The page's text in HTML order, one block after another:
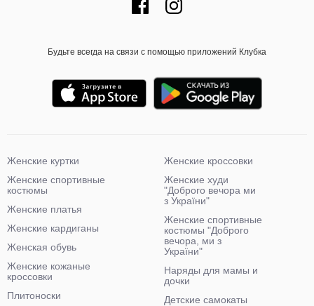
Будьте всегда на связи с помощью приложений Клубка
Женские куртки
Женские спортивные
костюмы
Женские платья
Женские кардиганы
Женская обувь
Женские кожаные
кроссовки
Плитоноски
Женские кроссовки
Женские худи
"Доброго вечора ми
з України"
Женские спортивные
костюмы "Доброго
вечора, ми з
України"
Наряды для мамы и
дочки
Детские самокаты